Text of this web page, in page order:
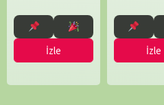
İzle İzle